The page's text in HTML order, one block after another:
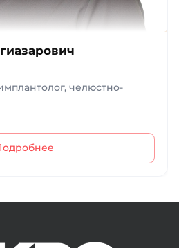
челюстно-